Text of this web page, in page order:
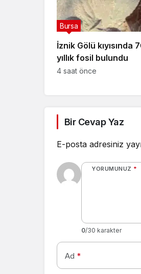
İznik Gölü kıyısında
yıllık fosil bulundu
Bursa
4 saat önce
Bir Cevap Yaz
E-posta adresiniz
YORUMUNUZ *
0/30 karakter
Ad *